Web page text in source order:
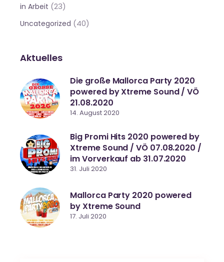
in Arbeit (23)
Uncategorized (40)
Aktuelles
Die große Mallorca Party 2020
powered by Xtreme Sound / VÖ
21.08.2020
14. August 2020
Big Promi Hits 2020 powered by
Xtreme Sound / VÖ 07.08.2020 /
im Vorverkauf ab 31.07.2020
31. Juli 2020
Mallorca Party 2020 powered
by Xtreme Sound
17. Juli 2020